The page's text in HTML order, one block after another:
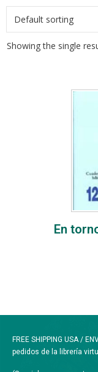
Showing the single
En
FREE SHIPPING USA /
pedidos de la librería